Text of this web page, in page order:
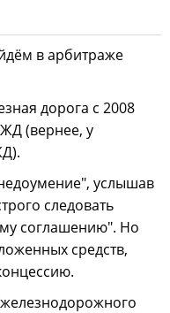
в арбитраже
дорога с 2008
(вернее, у
услышав
следовать
соглашению". Но
средств,